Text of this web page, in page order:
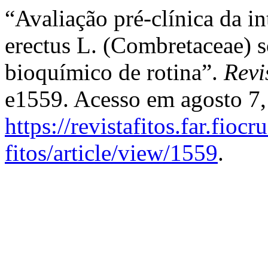
“Avaliação pré-clínica da
erectus L. (Combretaceae)
bioquímico de rotina”.
e1559. Acesso em agosto
https://
fitos/article/view/1559.